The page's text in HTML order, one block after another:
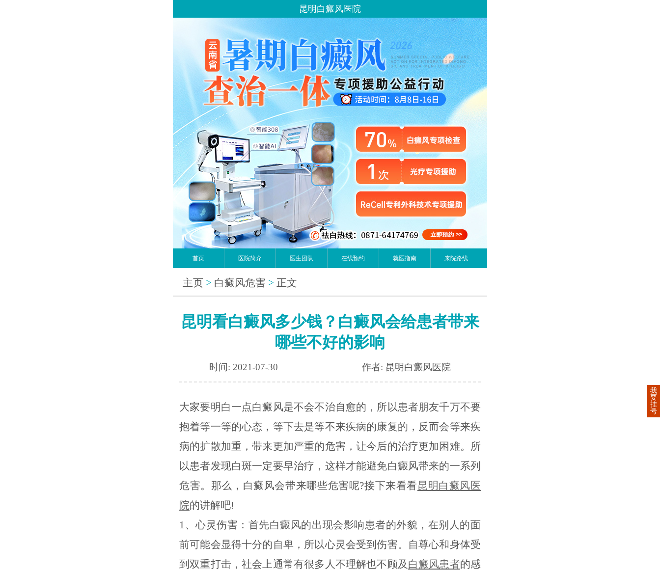
昆明白癜风医院
首页 医院简介 医生团队 在线预约 就医指南 来院路线
主页 > 白癜风危害 > 正文
昆明看白癜风多少钱？白癜风会给患者带来
哪些不好的影响
时间: 2021-07-30 作者: 昆明白癜风医院
大家要明白一点白癜风是不会不治自愈的，所以患者朋友千万不要
抱着等一等的心态，等下去是等不来疾病的康复的，反而会等来疾
病的扩散加重，带来更加严重的危害，让今后的治疗更加困难。所
以患者发现白斑一定要早治疗，这样才能避免白癜风带来的一系列
危害。那么，白癜风会带来哪些危害呢?接下来看看昆明白癜风医
院的讲解吧!
1、心灵伤害：首先白癜风的出现会影响患者的外貌，在别人的面
前可能会显得十分的自卑，所以心灵会受到伤害。自尊心和身体受
到双重打击，社会上通常有很多人不理解也不顾及 白癜风患者的感
我
要
挂
号